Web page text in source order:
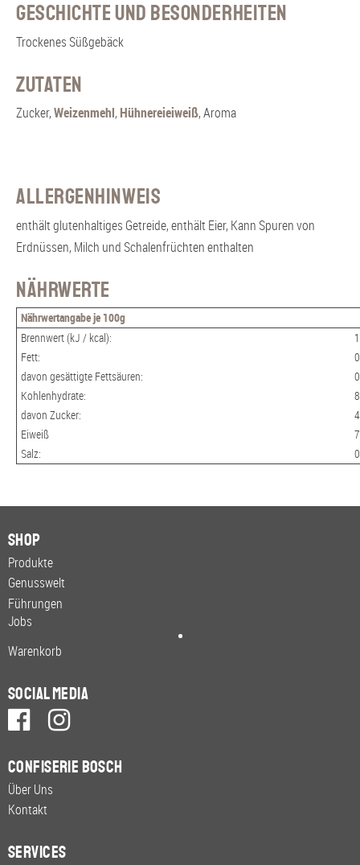
Geschichte und Besonderheiten
Trockenes Süßgebäck
Zutaten
Zucker,Weizenmehl, Hühnereieiweiß, Aroma
Allergenhinweis
enthält glutenhaltiges Getreide, enthält Eier, Kann Spuren von
Erdnüssen, Milch und Schalenfrüchten enthalten
Nährwerte
Nährwertangabe je 100g
Brennwert (kJ / kcal):
Fett:
davon gesättigte Fettsäuren:
Kohlenhydrate:
davon Zucker:
Eiweiß
Salz:
Shop
Produkte
Genusswelt
Führungen
Jobs
Warenkorb
Social Media
Confiserie Bosch
Über Uns
Kontakt
Services